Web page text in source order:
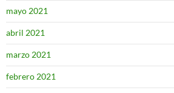
mayo 2021
abril 2021
marzo 2021
febrero 2021